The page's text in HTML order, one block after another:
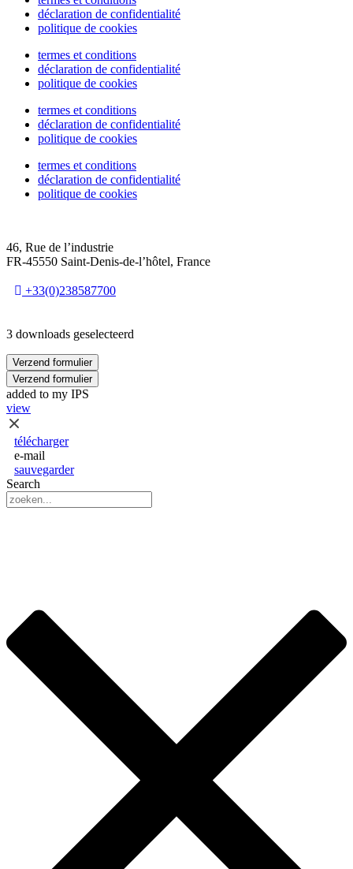
déclaration de confidentialité
politique de cookies
termes et conditions
déclaration de confidentialité
politique de cookies
termes et conditions
déclaration de confidentialité
politique de cookies
termes et conditions
déclaration de confidentialité
politique de cookies
46, Rue de l’industrie
FR-45550 Saint-Denis-de-l’hôtel, France
+33(0)238587700
3 downloads geselecteerd
Verzend formulier
Verzend formulier
added to my IPS
view
télécharger
e-mail
sauvegarder
Search